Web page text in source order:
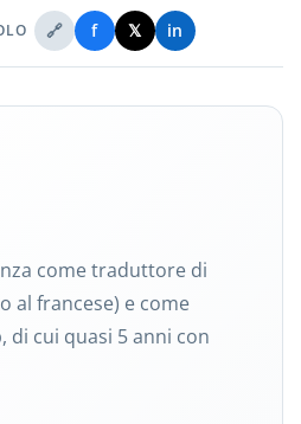
🔗 f 𝕏 in
come traduttore di
al francese) e come
di cui quasi 5 anni con